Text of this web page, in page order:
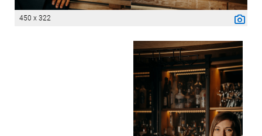
450 x 322